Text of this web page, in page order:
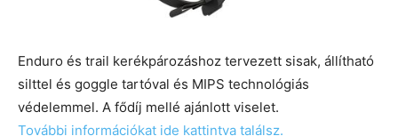
Enduro és trail kerékpározáshoz tervezett sisak, állítható
silttel és goggle tartóval és MIPS technológiás
védelemmel. A fődíj mellé ajánlott viselet.
További információkat ide kattintva találsz.